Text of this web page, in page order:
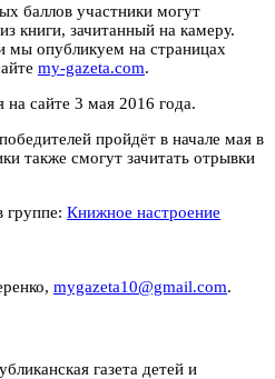
баллов участники могут
книги, зачитанный на камеру.
мы опубликуем на страницах
my-gazeta.com.
на сайте 3 мая 2016 года.
пройдёт в начале мая в
также смогут зачитать отрывки
группе: Книжное настроение
mygazeta10@gmail.com.
газета детей и